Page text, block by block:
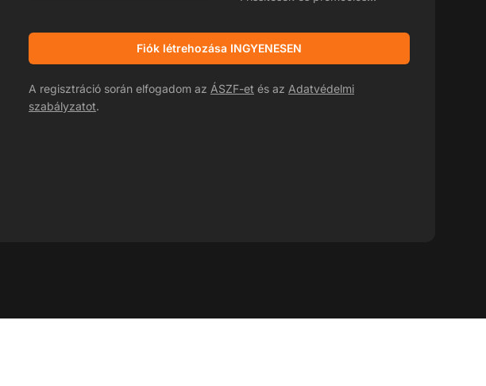
Fiók létrehozása INGYENESEN
A regisztráció során elfogadom az ÁSZF-et és az Adatvédelmi
szabályzatot.